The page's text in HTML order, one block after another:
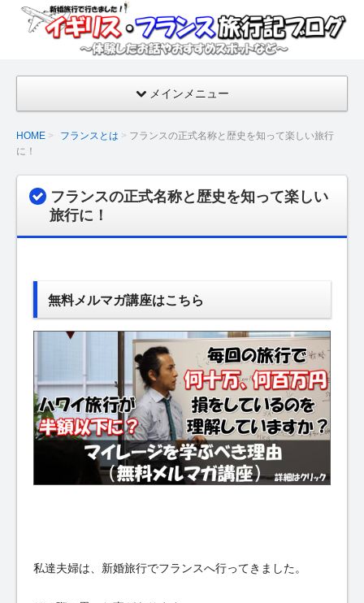
イギ
ンス
旅行
【新
婚旅
すめ
スポ
ッ
メインメニュー
HOME フランスとは
フランスの正式名称と歴史を知って楽しい旅行
に！
フランスの正式名称と歴史を知って楽しい
旅行に！
無料メルマガ講座はこちら
私達夫婦は、新婚旅行でフランスへ行ってきました。